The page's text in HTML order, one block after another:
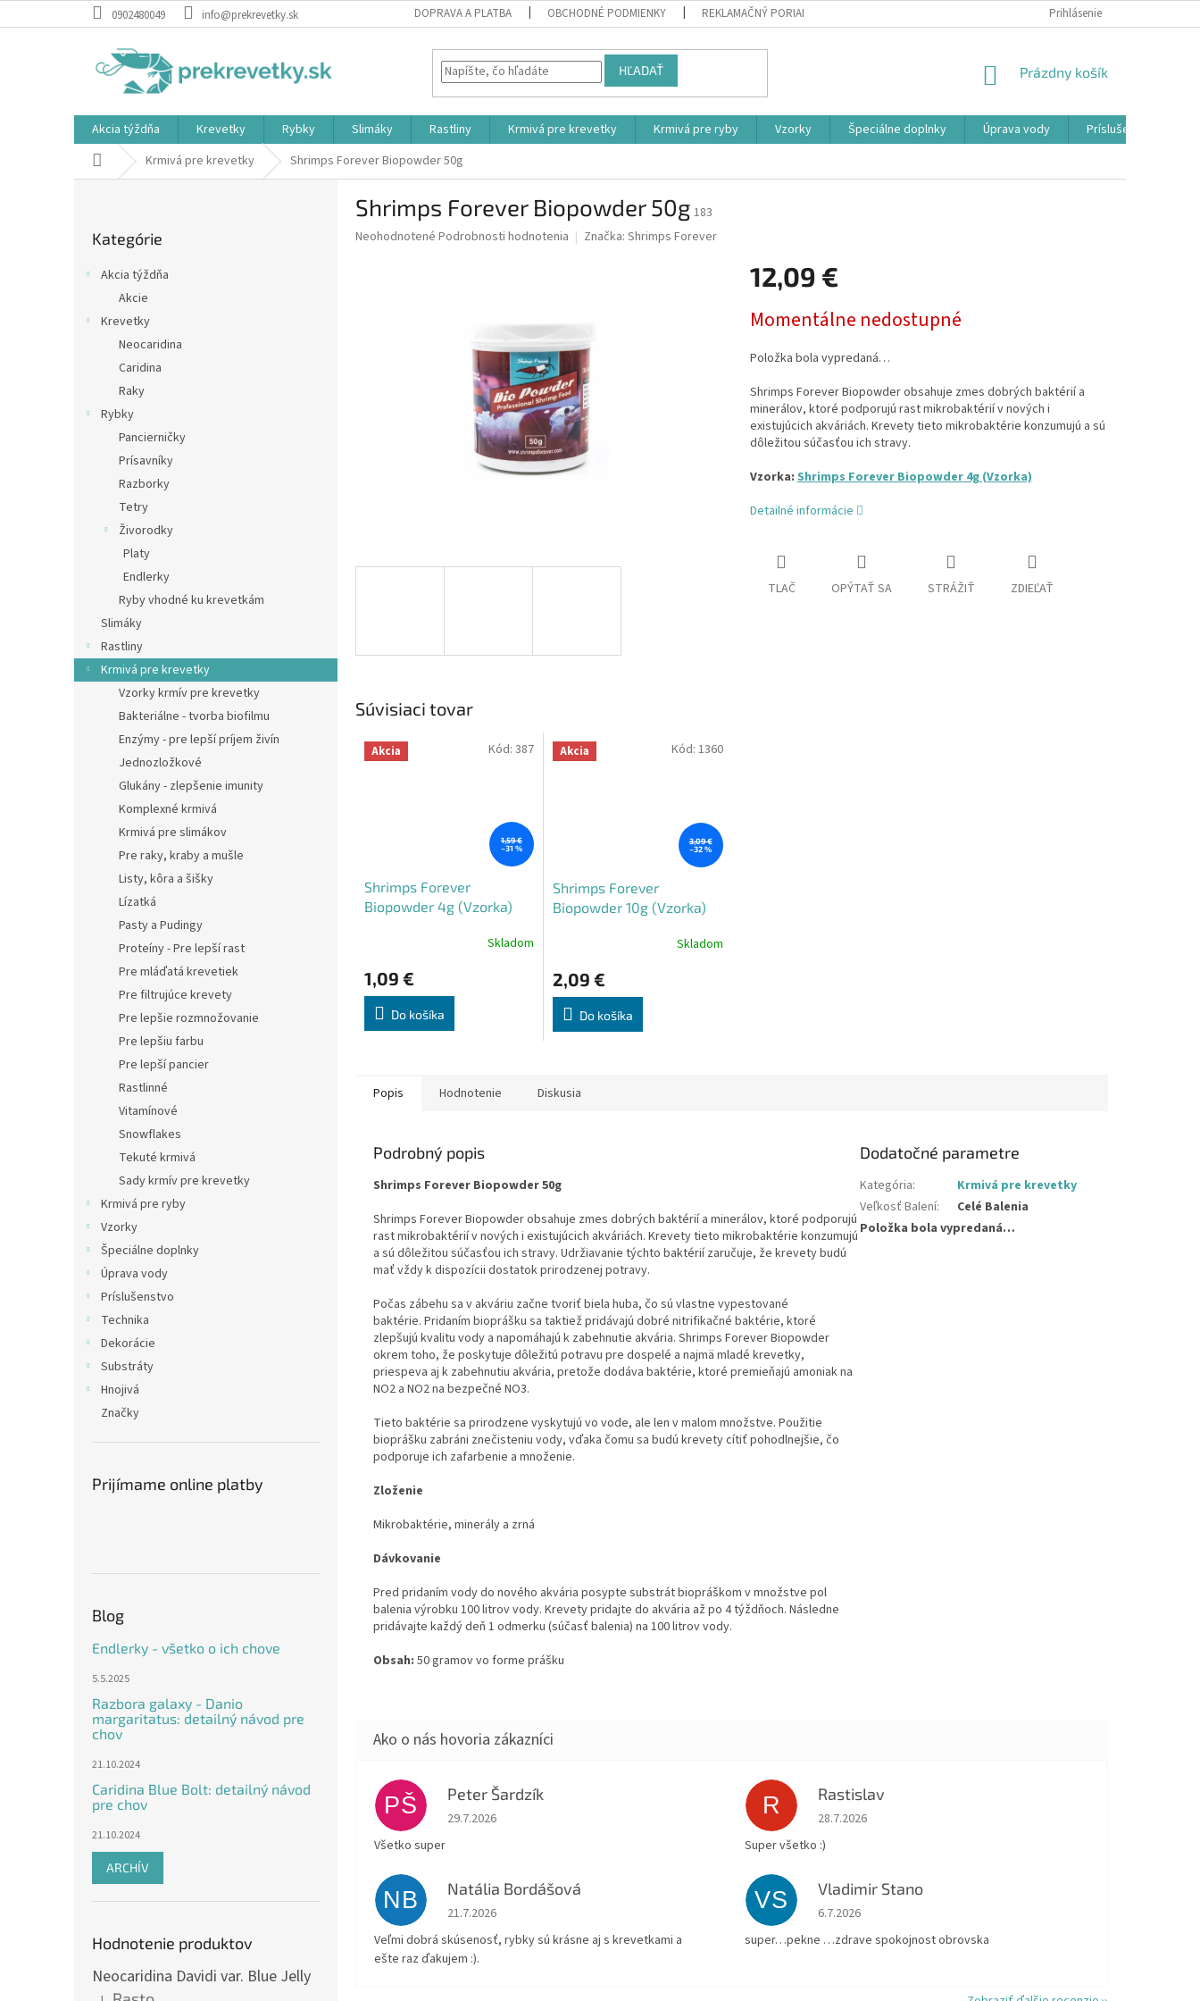
na
0902480049 info@prekrevetky.sk DOPRAVA A PLATBA OBCHODNÉ PODMIENKY REKLAMAČNÝ PORIADOK PODMIENKY OCHRANY OSOBNÝCH ÚDAJOVPrihlásenie
HĽADAŤ
NÁKUPNÝ
Prázdny košík
Akcia týždňa Krevetky Rybky Slimáky Rastliny Krmivá pre krevetky Krmivá pre ryby Vzorky Špeciálne doplnky Úprava vody Príslušenstvo
DomovKrmivá pre krevetky Shrimps Forever Biopowder 50g
kategórie
Kategórie
Akcia týždňa
Akcie
Krevetky
Neocaridina
Caridina
Raky
Rybky
Pancierničky
Prísavníky
Razborky
Tetry
Živorodky
Platy
Endlerky
Ryby vhodné ku krevetkám
Slimáky
Rastliny
Krmivá pre krevetky
Vzorky krmív pre krevetky
Bakteriálne - tvorba biofilmu
Enzýmy - pre lepší príjem živín
Jednozložkové
Glukány - zlepšenie imunity
Komplexné krmivá
Krmivá pre slimákov
Pre raky, kraby a mušle
Listy, kôra a šišky
Lízatká
Pasty a Pudingy
Proteíny - Pre lepší rast
Pre mláďatá krevetiek
Pre filtrujúce krevety
Pre lepšie rozmnožovanie
Pre lepšiu farbu
Pre lepší pancier
Rastlinné
Vitamínové
Snowflakes
Tekuté krmivá
Sady krmív pre krevetky
Krmivá pre ryby
Vzorky
Špeciálne doplnky
Úprava vody
Príslušenstvo
Technika
Dekorácie
Substráty
Hnojivá
Značky
Prijímame online platby
Blog
Endlerky - všetko o ich chove
5.5.2025
Razbora galaxy - Danio
margaritatus: detailný návod pre
chov
21.10.2024
Caridina Blue Bolt: detailný návod
pre chov
21.10.2024
ARCHÍV
Hodnotenie produktov
Neocaridina Davidi var. Blue Jelly
Shrimps Forever Biopowder 50g 183
Priemerné
Neohodnotené Podrobnosti hodnotenia Značka: Shrimps Forever
12,09 €
cena:
Momentálne nedostupné
Položka bola vypredaná…
Shrimps Forever Biopowder obsahuje zmes dobrých baktérií a
minerálov, ktoré podporujú rast mikrobaktérií v nových i
existujúcich akváriách. Krevety tieto mikrobaktérie konzumujú a sú
dôležitou súčasťou ich stravy.
Vzorka:Shrimps Forever Biopowder 4g (Vzorka)
Detailné informácie
TLAČ OPÝTAŤ SA STRÁŽIŤ ZDIEĽAŤ
Súvisiaci tovar
Akcia
1,59 €
–31 %
Shrimps Forever
Biopowder 4g (Vzorka)
Skladom
1,09 €
Do košíka
Kód: 387 Akcia
3,09 €
–32 %
Shrimps Forever
Biopowder 10g (Vzorka)
Skladom
2,09 €
Do košíka
Kód: 1360
Popis Hodnotenie Diskusia
Podrobný popis
Shrimps Forever Biopowder 50g
Shrimps Forever Biopowder obsahuje zmes dobrých baktérií a minerálov, ktoré podporujú
rast mikrobaktérií v nových i existujúcich akváriách. Krevety tieto mikrobaktérie konzumujú
a sú dôležitou súčasťou ich stravy. Udržiavanie týchto baktérií zaručuje, že krevety budú
mať vždy k dispozícii dostatok prirodzenej potravy.
Počas zábehu sa v akváriu začne tvoriť biela huba, čo sú vlastne vypestované
baktérie. Pridaním bioprášku sa taktiež pridávajú dobré nitrifikačné baktérie, ktoré
zlepšujú kvalitu vody a napomáhajú k zabehnutie akvária. Shrimps Forever Biopowder
okrem toho, že poskytuje dôležitú potravu pre dospelé a najmä mladé krevetky,
priespeva aj k zabehnutiu akvária, pretože dodáva baktérie, ktoré premieňajú amoniak na
NO2 a NO2 na bezpečné NO3.
Tieto baktérie sa prirodzene vyskytujú vo vode, ale len v malom množstve. Použitie
bioprášku zabráni znečisteniu vody, vďaka čomu sa budú krevety cítiť pohodlnejšie, čo
podporuje ich zafarbenie a množenie.
Zloženie
Mikrobaktérie, minerály a zrná
Dávkovanie
Pred pridaním vody do nového akvária posypte substrát biopráškom v množstve pol
balenia výrobku 100 litrov vody. Krevety pridajte do akvária až po 4 týždňoch. Následne
pridávajte každý deň 1 odmerku (súčasť balenia) na 100 litrov vody.
Obsah: 50 gramov vo forme prášku
Dodatočné parametre
Kategória:
Krmivá pre krevetky
Veľkosť Balení:
Celé Balenia
Položka bola vypredaná…
PŠ Peter Šardzík
Hodnotenie obchodu je 5 z 5 hviezdičiek.
29.7.2026
Všetko super
R Rastislav
Hodnotenie obchodu je 5 z 5 hviezdičiek.
28.7.2026
Super všetko :)
NB Natália Bordášová
Hodnotenie obchodu je 5 z 5 hviezdičiek.
21.7.2026
Veľmi dobrá skúsenosť, rybky sú krásne aj s krevetkami a
ešte raz ďakujem :).
VS Vladimir Stano
Hodnotenie obchodu je 5 z 5 hviezdičiek.
6.7.2026
super…pekne …zdrave spokojnost obrovska